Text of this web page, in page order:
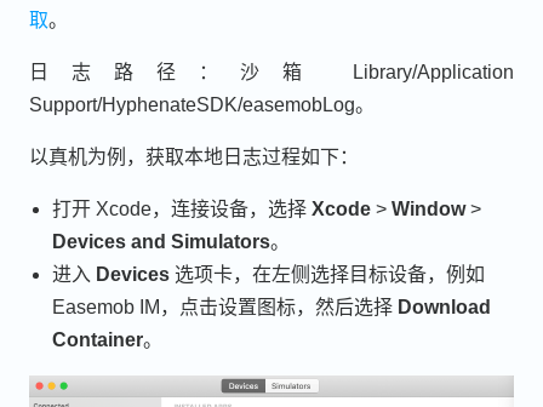
取。
日志路径：沙箱 Library/Application
Support/HyphenateSDK/easemobLog。
以真机为例，获取本地日志过程如下：
打开 Xcode，连接设备，选择Xcode >Window>
Devices and Simulators。
进入 Devices 选项卡，在左侧选择目标设备，例如
Easemob IM，点击设置图标，然后选择 Download
Container。